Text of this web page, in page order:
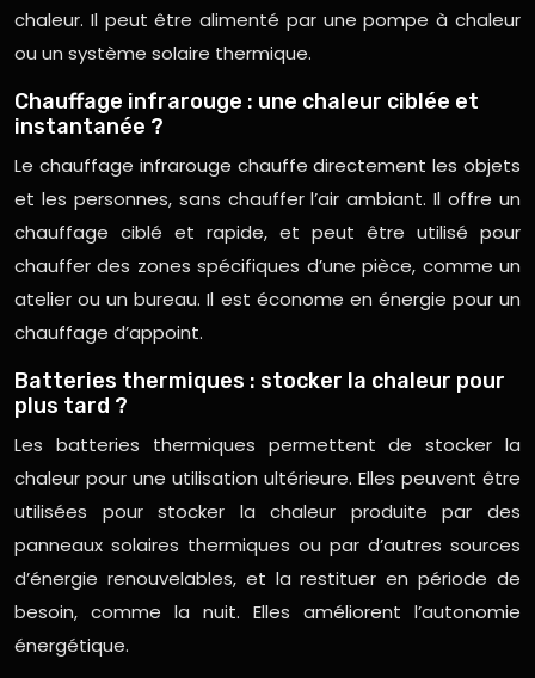
chaleur. Il peut être alimenté par une pompe à chaleur
ou un système solaire thermique.
Chauffage infrarouge : une chaleur ciblée et
instantanée ?
Le chauffage infrarouge chauffe directement les objets
et les personnes, sans chauffer l’air ambiant. Il offre un
chauffage ciblé et rapide, et peut être utilisé pour
chauffer des zones spécifiques d’une pièce, comme un
atelier ou un bureau. Il est économe en énergie pour un
chauffage d’appoint.
Batteries thermiques : stocker la chaleur pour
plus tard ?
Les batteries thermiques permettent de stocker la
chaleur pour une utilisation ultérieure. Elles peuvent être
utilisées pour stocker la chaleur produite par des
panneaux solaires thermiques ou par d’autres sources
d’énergie renouvelables, et la restituer en période de
besoin, comme la nuit. Elles améliorent l’autonomie
énergétique.